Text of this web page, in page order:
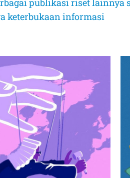
publikasi riset lainnya
keterbukaan informasi